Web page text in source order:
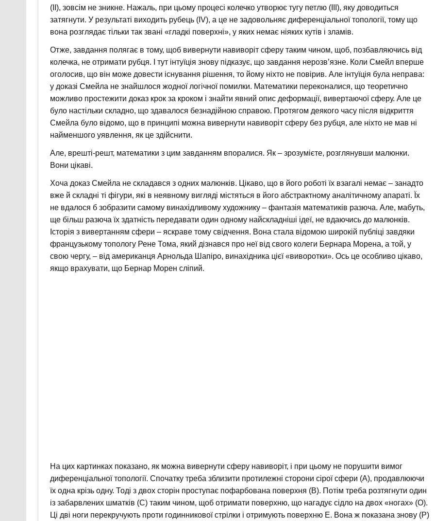
(II), зовсім не зникне. Нажаль, при цьому процесі колечко утворює тугу петлю (III), яку доводиться
затягнути. У результаті виходить рубець (IV), а це не задовольняє диференціальної топології, тому що
вона розглядає тільки так звані «гладкі поверхні», у яких немає ніяких кутів і зламів.
Отже, завдання полягає в тому, щоб вивернути навиворіт сферу таким чином, щоб, позбавляючись від
колечка, не отримати рубця. І тут інтуїція знову підказує, що завдання нерозв’язне. Коли Смейл вперше
оголосив, що він може довести існування рішення, то йому ніхто не повірив. Але інтуїція була неправа:
у доказі Смейла не знайшлося жодної логічної помилки. Математики переконалися, що теоретично
можливо простежити доказ крок за кроком і знайти явний опис деформації, вивертаючої сферу. Але це
було настільки складно, що здавалося безнадійною справою. Протягом деякого часу після відкриття
Смейла було відомо, що в принципі можна вивернути навиворіт сферу без рубця, але ніхто не мав ні
найменшого уявлення, як це здійснити.
Але, врешті-решт, математики з цим завданням впоралися. Як – зрозумієте, розглянувши малюнки.
Вони цікаві.
Хоча доказ Смейла не складався з одних малюнків. Цікаво, що в його роботі їх взагалі немає – занадто
вже й складні ті фігури, які в неявному вигляді містяться в його абстрактному аналітичному апараті. Їх
не вдалося б зобразити самому винахідливому художнику – фантазія математиків разюча. Але, мабуть,
ще більш разюча їх здатність передавати один одному найскладніші ідеї, не вдаючись до малюнків.
Історія з вивертанням сфери – яскраве тому свідчення. Вона стала відомою широкій публіці завдяки
французькому топологу Рене Тома, який дізнався про неї від свого колеги Бернара Морена, а той, у
свою чергу, – від американця Арнольда Шапіро, винахідника цієї «виворотки». Ось це особливо цікаво,
якщо врахувати, що Бернар Морен сліпий.
На цих картинках показано, як можна вивернути сферу навиворіт, і при цьому не порушити вимог
диференціальної топології. Спочатку треба зблизити протилежні сторони сірої сфери (А), продавлюючи
їх одна крізь одну. Тоді з двох сторін проступає пофарбована поверхня (В). Потім треба розтягнути один
із забарвлених шматків (С) таким чином, щоб отримати поверхню, що нагадує сідло на двох «ногах» (О).
Ці дві ноги перекручують проти годинникової стрілки і отримують поверхню Е. Вона ж показана знову (Р)